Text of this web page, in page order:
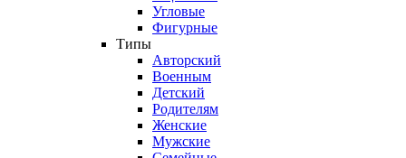
Угловые
Фигурные
Типы
Авторский
Военным
Детский
Родителям
Женские
Мужские